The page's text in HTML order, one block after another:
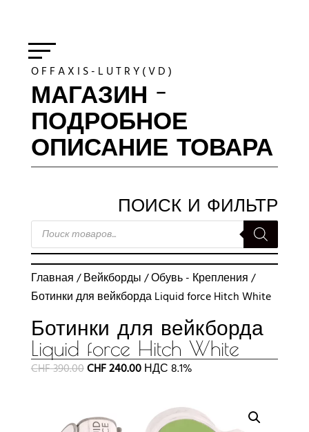
O F F A X I S - L U T R Y ( V D )
МАГАЗИН -
ПОДРОБНОЕ
ОПИСАНИЕ ТОВАРА
ПОИСК И ФИЛЬТР
ПОИСК
ТОВАРОВ
Главная /Вейкборды /Обувь - Крепления /
Ботинки для вейкборда Liquid force Hitch White
Ботинки для вейкборда
Liquid force Hitch White
CHF390.00Первоначальная
CHF 390.00.
CHF240.00Текущая
CHF 240.00.
НДС 8.1%